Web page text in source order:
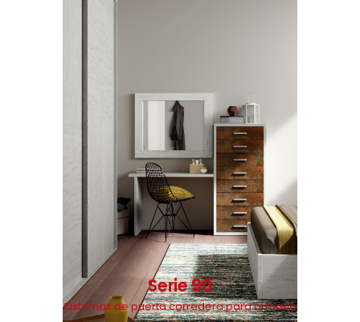
Serie 90
Sistemas de puerta corredera para armario